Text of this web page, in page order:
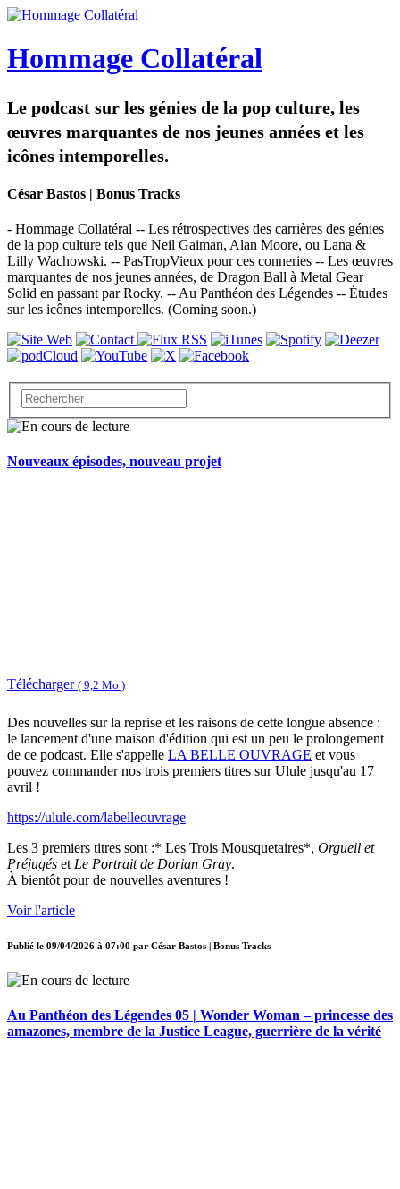
Hommage Collatéral
Le podcast sur les génies de la pop culture, les
œuvres marquantes de nos jeunes années et les
icônes intemporelles.
César Bastos | Bonus Tracks
- Hommage Collatéral -- Les rétrospectives des carrières des génies
de la pop culture tels que Neil Gaiman, Alan Moore, ou Lana &
Lilly Wachowski. -- PasTropVieux pour ces conneries -- Les œuvres
marquantes de nos jeunes années, de Dragon Ball à Metal Gear
Solid en passant par Rocky. -- Au Panthéon des Légendes -- Études
sur les icônes intemporelles. (Coming soon.)
Nouveaux épisodes, nouveau projet
Télécharger ( 9,2 Mo )
Des nouvelles sur la reprise et les raisons de cette longue absence :
le lancement d'une maison d'édition qui est un peu le prolongement
de ce podcast. Elle s'appelle LA BELLE OUVRAGE et vous
pouvez commander nos trois premiers titres sur Ulule jusqu'au 17
avril !
https://ulule.com/labelleouvrage
Les 3 premiers titres sont :* Les Trois Mousquetaires*, Orgueil et
Préjugés et Le Portrait de Dorian Gray.
À bientôt pour de nouvelles aventures !
Voir l'article
Publié le 09/04/2026 à 07:00 par César Bastos | Bonus Tracks
Au Panthéon des Légendes 05 | Wonder Woman – princesse des
amazones, membre de la Justice League, guerrière de la vérité